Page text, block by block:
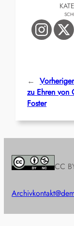
←
zu Ehren von
Foster
CC
Archiv